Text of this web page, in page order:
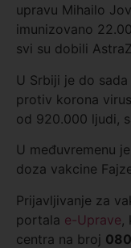
upravu Mihailo
imunizovano
svi su dobili
U Srbiji je do
protiv korona
od 920.000 ljudi,
U međuvremenu
doza vakcine
Prijavljivanje za
portala e-Uprave,
centra na broj